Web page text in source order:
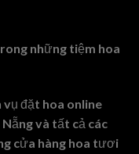
những tiệm hoa
vụ đặt hoa online
và tất cả các
cửa hàng hoa tươi